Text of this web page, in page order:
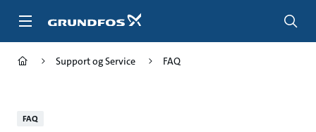
Support og Service FAQ
FAQ